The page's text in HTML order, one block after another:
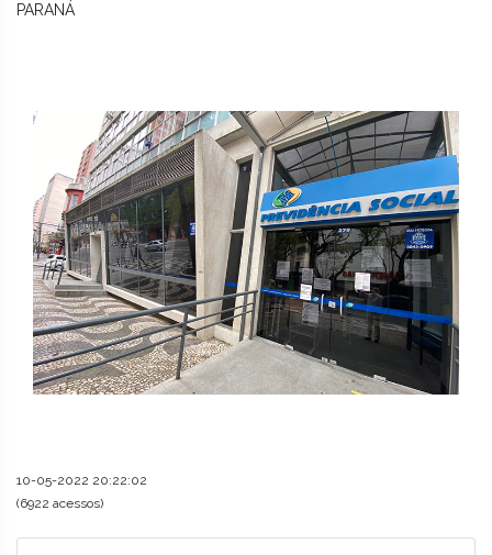
PARANÁ
10-05-2022 20:22:02
(6922 acessos)